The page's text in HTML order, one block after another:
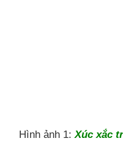
Hình ảnh 1:Xúc xắc